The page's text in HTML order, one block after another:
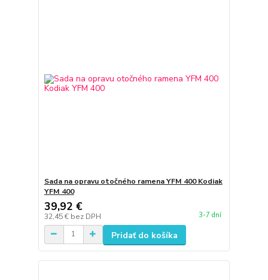
Sada na opravu otočného ramena YFM 400 Kodiak
YFM 400
39,92 €
32,45 € bez DPH 3-7 dní
Pridať do košíka